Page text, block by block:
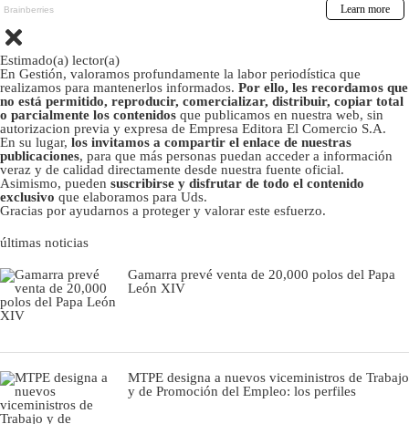
Estimado(a) lector(a)
En Gestión, valoramos profundamente la labor periodística que
realizamos para mantenerlos informados. Por ello, les recordamos que
no está permitido, reproducir, comercializar, distribuir, copiar total
o parcialmente los contenidos que publicamos en nuestra web, sin
autorizacion previa y expresa de Empresa Editora El Comercio S.A.
En su lugar, los invitamos a compartir el enlace de nuestras
publicaciones, para que más personas puedan acceder a información
veraz y de calidad directamente desde nuestra fuente oficial.
Asimismo, pueden suscribirse y disfrutar de todo el contenido
exclusivo que elaboramos para Uds.
Gracias por ayudarnos a proteger y valorar este esfuerzo.
últimas noticias
Gamarra prevé venta de 20,000 polos del Papa
León XIV
MTPE designa a nuevos viceministros de Trabajo
y de Promoción del Empleo: los perfiles